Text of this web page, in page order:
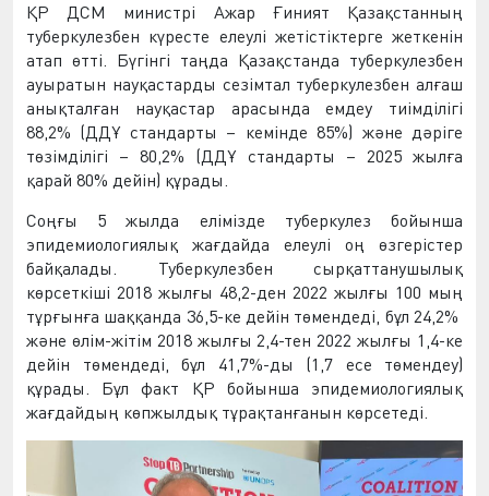
ҚР ДСМ министрі Ажар Ғиният Қазақстанның
туберкулезбен күресте елеулі жетістіктерге жеткенін
атап өтті. Бүгінгі таңда Қазақстанда туберкулезбен
ауыратын науқастарды сезімтал туберкулезбен алғаш
анықталған науқастар арасында емдеу тиімділігі
88,2% (ДДҰ стандарты – кемінде 85%) және дәріге
төзімділігі – 80,2% (ДДҰ стандарты – 2025 жылға
қарай 80% дейін) құрады.
Соңғы 5 жылда елімізде туберкулез бойынша
эпидемиологиялық жағдайда елеулі оң өзгерістер
байқалады. Туберкулезбен сырқаттанушылық
көрсеткіші 2018 жылғы 48,2-ден 2022 жылғы 100 мың
тұрғынға шаққанда 36,5-ке дейін төмендеді, бұл 24,2%
және өлім-жітім 2018 жылғы 2,4-тен 2022 жылғы 1,4-ке
дейін төмендеді, бұл 41,7%-ды (1,7 есе төмендеу)
құрады. Бұл факт ҚР бойынша эпидемиологиялық
жағдайдың көпжылдық тұрақтанғанын көрсетеді.